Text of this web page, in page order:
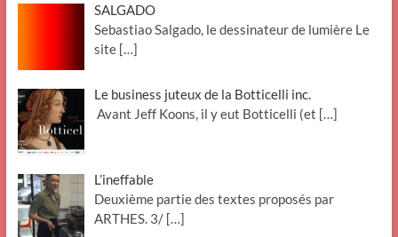
SALGADO
Sebastiao Salgado, le dessinateur de lumière Le
site […]
Le business juteux de la Botticelli inc.
Avant Jeff Koons, il y eut Botticelli (et […]
L’ineffable
Deuxième partie des textes proposés par
ARTHES. 3/ […]